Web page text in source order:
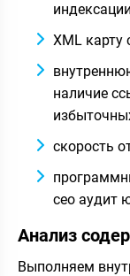
индексации
XML карту
наличие
скорость
сео аудит
Анализ
Выполняем